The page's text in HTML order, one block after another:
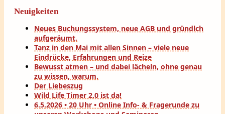
Neuigkeiten
Neues Buchungssystem, neue AGB und gründlch
aufgeräumt.
Tanz in den Mai mit allen Sinnen – viele neue
Eindrücke, Erfahrungen und Reize
Bewusst atmen – und dabei lächeln, ohne genau
zu wissen, warum.
Der Liebeszug
Wild Life Timer 2.0 ist da!
6.5.2026 • 20 Uhr • Online Info- & Fragerunde zu